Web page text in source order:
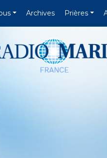
Archives Prières